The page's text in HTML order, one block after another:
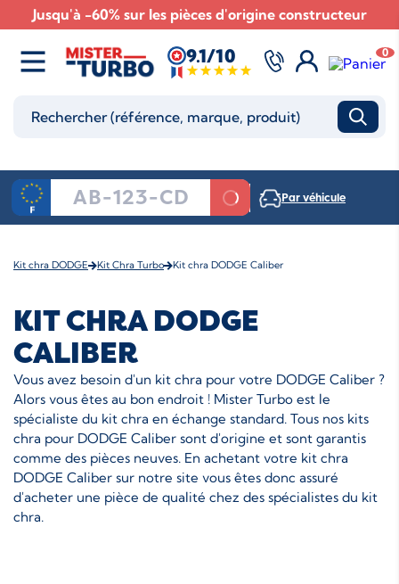
Jusqu'à -60% sur les pièces d'origine constructeur
9.1/10 0
Par véhicule
Kit chra DODGE Kit Chra Turbo Kit chra DODGE Caliber
KIT CHRA DODGE
CALIBER
Vous avez besoin d'un kit chra pour votre DODGE Caliber ?
Alors vous êtes au bon endroit ! Mister Turbo est le
spécialiste du kit chra en échange standard. Tous nos kits
chra pour DODGE Caliber sont d'origine et sont garantis
comme des pièces neuves. En achetant votre kit chra
DODGE Caliber sur notre site vous êtes donc assuré
d'acheter une pièce de qualité chez des spécialistes du kit
chra.